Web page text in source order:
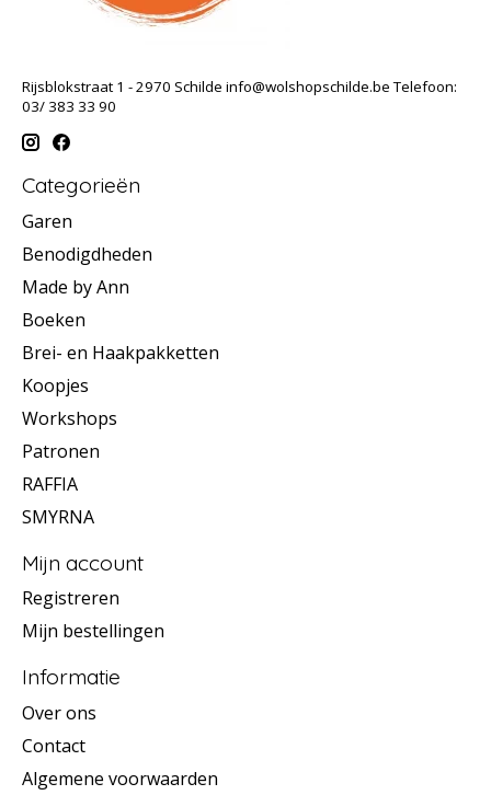
Rijsblokstraat 1 - 2970 Schilde info@wolshopschilde.beTelefoon:
03/ 383 33 90
Categorieën
Garen
Benodigdheden
Made by Ann
Boeken
Brei- en Haakpakketten
Koopjes
Workshops
Patronen
RAFFIA
SMYRNA
Mijn account
Registreren
Mijn bestellingen
Informatie
Over ons
Contact
Algemene voorwaarden